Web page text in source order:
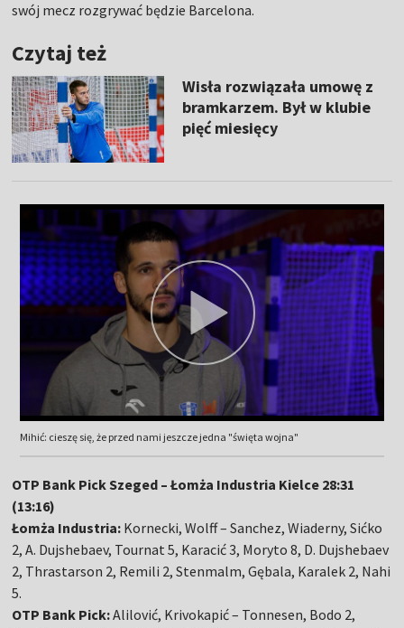
swój mecz rozgrywać będzie Barcelona.
Czytaj też
Wisła rozwiązała umowę z
bramkarzem. Był w klubie
pięć miesięcy
Mihić: cieszę się, że przed nami jeszcze jedna "święta wojna"
OTP Bank Pick Szeged – Łomża Industria Kielce 28:31
(13:16)
Łomża Industria: Kornecki, Wolff – Sanchez, Wiaderny, Sićko
2, A. Dujshebaev, Tournat 5, Karacić 3, Moryto 8, D. Dujshebaev
2, Thrastarson 2, Remili 2, Stenmalm, Gębala, Karalek 2, Nahi
5.
OTP Bank Pick:Alilović, Krivokapić – Tonnesen, Bodo 2,